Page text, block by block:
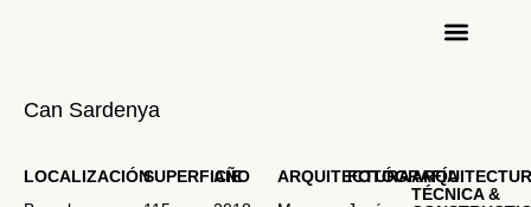
Can Sardenya
LOCALIZACIÓNSUPERFICIE
AÑO
ARQUITECTURA
TÉCNICA &
FOTÓGRAFÍA